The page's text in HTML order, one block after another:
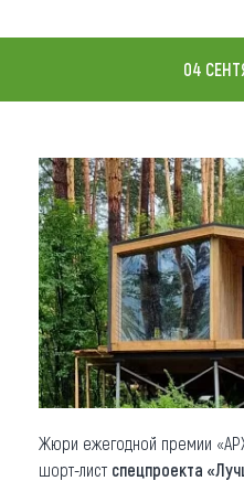
Что привезти
О регионе
Коллекция
Другие рубрики
04
Жюри ежегодной премии
шорт-лист спецпроекта